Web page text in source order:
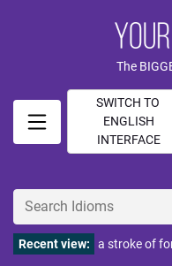
The
SWITCH TO
ENGLISH
INTERFACE
Recent view: a stroke of